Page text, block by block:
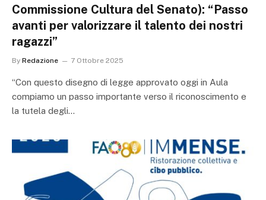
Commissione Cultura del Senato): “Passo
avanti per valorizzare il talento dei nostri
ragazzi”
By Redazione 7 Ottobre 2025
“Con questo disegno di legge approvato oggi in Aula
compiamo un passo importante verso il riconoscimento e
la tutela degli…